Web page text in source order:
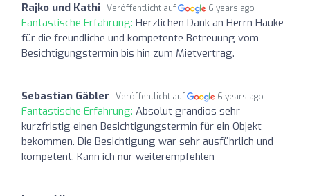
Rajko und Kathi Veröffentlicht auf 6 years ago
Fantastische Erfahrung: Herzlichen Dank an Herrn Hauke
für die freundliche und kompetente Betreuung vom
Besichtigungstermin bis hin zum Mietvertrag.
Sebastian Gäbler Veröffentlicht auf 6 years ago
Fantastische Erfahrung: Absolut grandios sehr
kurzfristig einen Besichtigungstermin für ein Objekt
bekommen. Die Besichtigung war sehr ausführlich und
kompetent. Kann ich nur weiterempfehlen